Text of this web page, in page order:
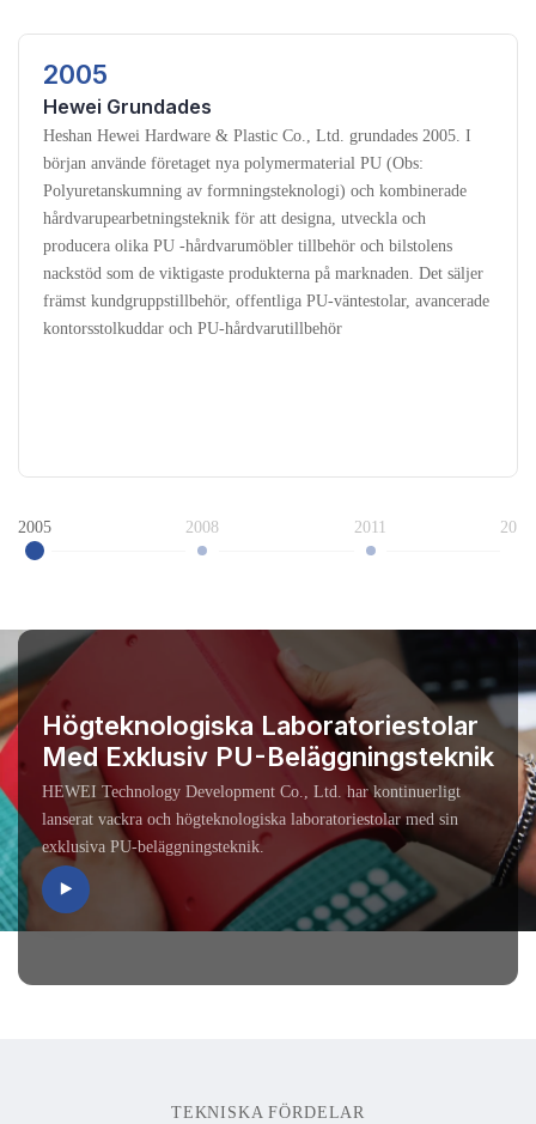
2005
Hewei Grundades
Heshan Hewei Hardware & Plastic Co., Ltd. grundades 2005. I
början använde företaget nya polymermaterial PU (Obs:
Polyuretanskumning av formningsteknologi) och kombinerade
hårdvarupearbetningsteknik för att designa, utveckla och
producera olika PU -hårdvarumöbler tillbehör och bilstolens
nackstöd som de viktigaste produkterna på marknaden. Det säljer
främst kundgruppstillbehör, offentliga PU-väntestolar, avancerade
kontorsstolkuddar och PU-hårdvarutillbehör
2005 2008 2011
Högteknologiska Laboratoriestolar
Med Exklusiv PU-Beläggningsteknik
HEWEI Technology Development Co., Ltd. har kontinuerligt
lanserat vackra och högteknologiska laboratoriestolar med sin
exklusiva PU-beläggningsteknik.
TEKNISKA FÖRDELAR